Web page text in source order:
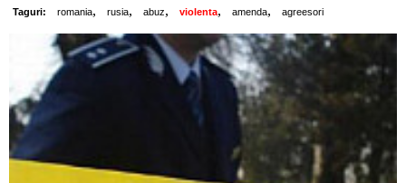
Taguri: romania, rusia, abuz, violenta, amenda, agreesori